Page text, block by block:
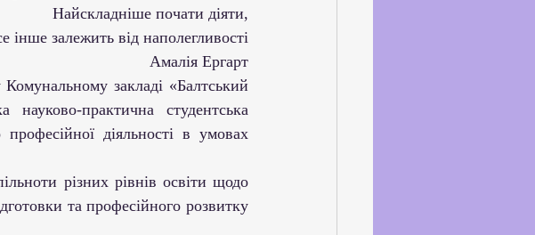
Найскладніше почати діяти,
інше залежить від наполегливості
Амалія Ергарт
науково-практична студентська
діяльності в умовах
та професійного розвитку